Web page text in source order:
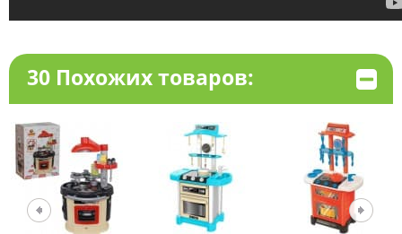
30 Похожих товаров: